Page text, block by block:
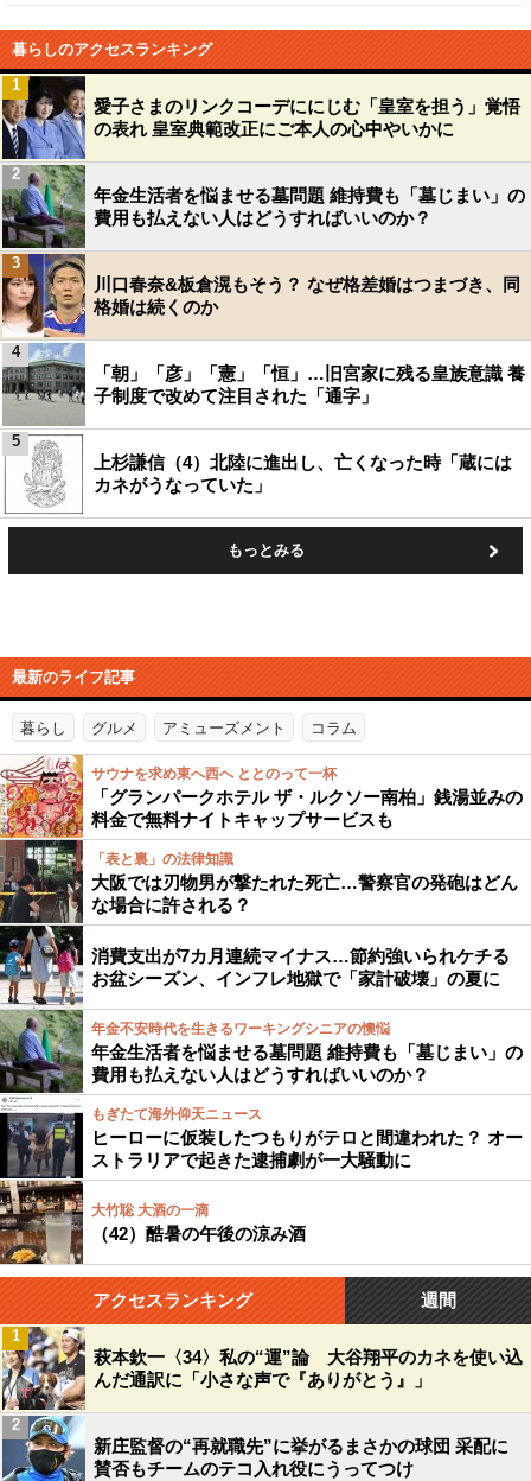
暮らしのアクセスランキング
愛子さまのリンクコーデににじむ「皇室を担う」覚悟
の表れ 皇室典範改正にご本人の心中やいかに
1
年金生活者を悩ませる墓問題 維持費も「墓じまい」の
費用も払えない人はどうすればいいのか？
2
川口春奈&板倉滉もそう？ なぜ格差婚はつまづき、同
格婚は続くのか
3
「朝」「彦」「憲」「恒」…旧宮家に残る皇族意識 養
子制度で改めて注目された「通字」
4
上杉謙信（4）北陸に進出し、亡くなった時「蔵には
カネがうなっていた」
5
もっとみる
最新のライフ記事
暮らし グルメ アミューズメント コラム
サウナを求め東へ西へ ととのって一杯
「グランパークホテル ザ・ルクソー南柏」銭湯並みの
料金で無料ナイトキャップサービスも
「表と裏」の法律知識
大阪では刃物男が撃たれた死亡…警察官の発砲はどん
な場合に許される？
消費支出が7カ月連続マイナス…節約強いられケチる
お盆シーズン、インフレ地獄で「家計破壊」の夏に
年金不安時代を生きるワーキングシニアの懊悩
年金生活者を悩ませる墓問題 維持費も「墓じまい」の
費用も払えない人はどうすればいいのか？
もぎたて海外仰天ニュース
ヒーローに仮装したつもりがテロと間違われた？ オー
ストラリアで起きた逮捕劇が一大騒動に
大竹聡 大酒の一滴
（42）酷暑の午後の涼み酒
アクセスランキング 週間
萩本欽一〈34〉私の“運”論 大谷翔平のカネを使い込
んだ通訳に「小さな声で『ありがとう』」
1
新庄監督の“再就職先”に挙がるまさかの球団 采配に
賛否もチームのテコ入れ役にうってつけ
2